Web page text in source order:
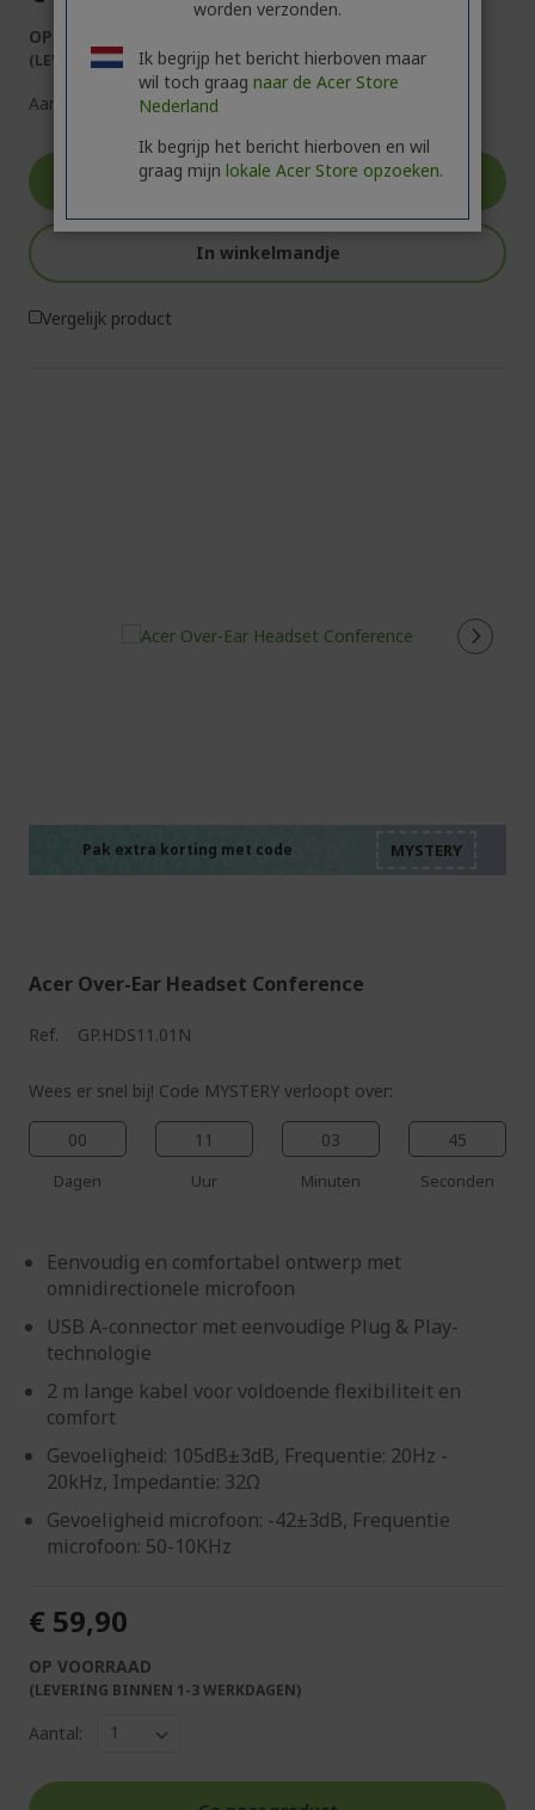
OP VOORRAAD
(LEVERING BINNEN 1-3 WERKDAGEN)
Aantal:
Ga naar product
In winkelmandje
Vergelijk product
Pak extra korting met code
Acer Over-Ear Headset Conference
Ref. GP.HDS11.01N
Wees er snel bij! Code MYSTERY verloopt over:
00
Dagen
11
Uur
03
Minuten
44
Seconden
Eenvoudig en comfortabel ontwerp met
omnidirectionele microfoon
USB A-connector met eenvoudige Plug & Play-
technologie
2 m lange kabel voor voldoende flexibiliteit en
comfort
Gevoeligheid: 105dB±3dB, Frequentie: 20Hz -
20kHz, Impedantie: 32Ω
Gevoeligheid microfoon: -42±3dB, Frequentie
microfoon: 50-10KHz
€ 59,90
OP VOORRAAD
(LEVERING BINNEN 1-3 WERKDAGEN)
Aantal:
worden verzonden.
Ik begrijp het bericht hierboven maar
wil toch graag naar de Acer Store
Nederland
Ik begrijp het bericht hierboven en wil
graag mijn lokale Acer Store opzoeken.